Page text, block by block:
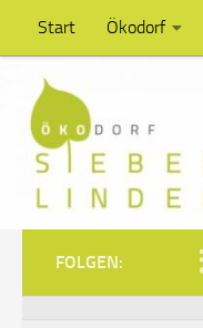
Unter dem Inhalt
Start Ökodorf
FOLGEN: